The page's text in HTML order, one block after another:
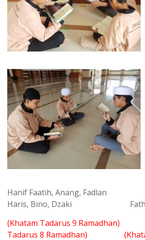
Hanif Faatih, Anang,
Haris, Bino, Dzaki Fathih,
(Khatam Tadarus 9 Ramadhan)
Tadarus 8 Ramadhan)